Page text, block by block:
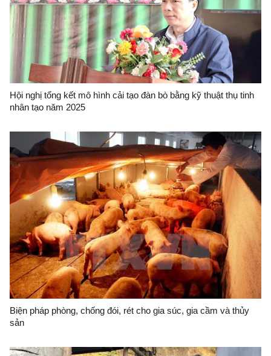
Hội nghị tổng kết mô hình cải tạo đàn bò bằng kỹ thuật thụ tinh
nhân tạo năm 2025
Biện pháp phòng, chống đói, rét cho gia súc, gia cầm và thủy
sản